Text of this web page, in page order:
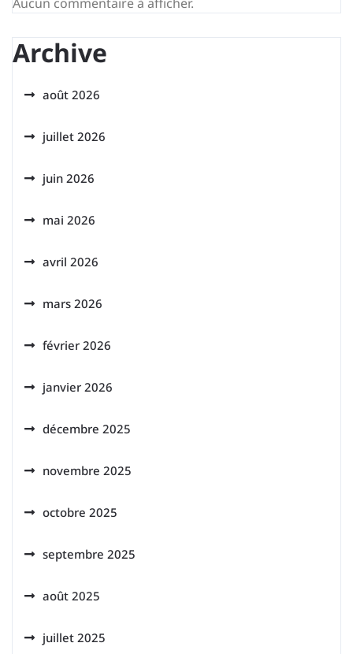
Archive
août 2026
juillet 2026
juin 2026
mai 2026
avril 2026
mars 2026
février 2026
janvier 2026
décembre 2025
novembre 2025
octobre 2025
septembre 2025
août 2025
juillet 2025